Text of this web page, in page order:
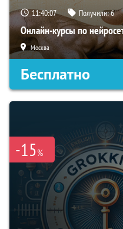
11:40:06 Получили:6
Онлайн-курсы по
Москва
Бесплатно
-15%